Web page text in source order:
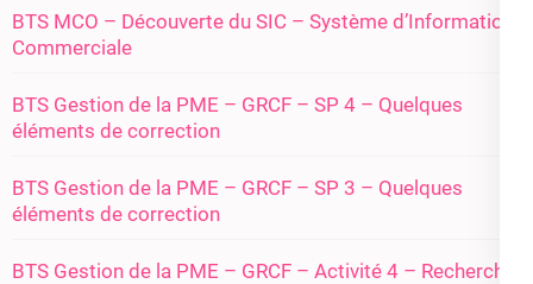
BTS MCO – Découverte du SIC – Système d’Information
Commerciale
BTS Gestion de la PME – GRCF – SP 4 – Quelques
éléments de correction
BTS Gestion de la PME – GRCF – SP 3 – Quelques
éléments de correction
BTS Gestion de la PME – GRCF – Activité 4 – Recherche